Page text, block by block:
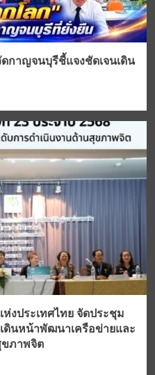
กาญจนบุรีชี้แจงชัดเจนเดิน
งประเทศไทย จัดประชุม
เดินหน้าพัฒนาเครือข่ายและ
ขภาพจิต